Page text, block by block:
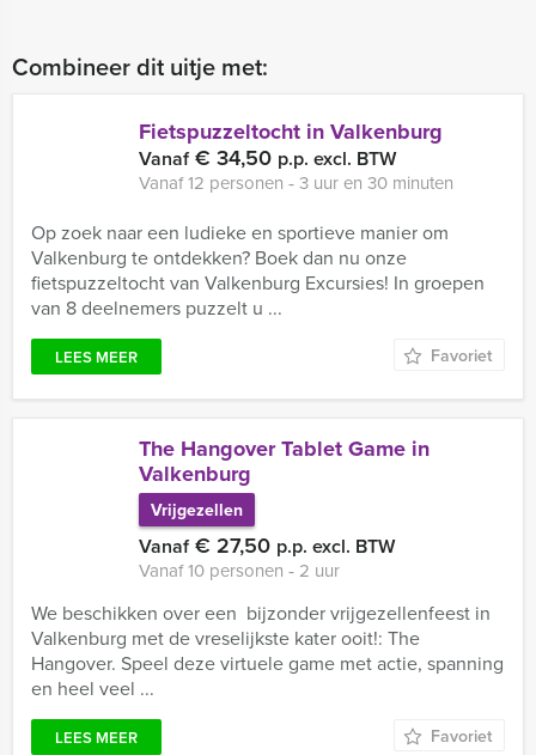
Combineer dit uitje met:
Fietspuzzeltocht in Valkenburg
Vanaf€ 34,50 p.p. excl. BTW
Vanaf 12 personen ‐ 3 uur en 30 minuten
Op zoek naar een ludieke en sportieve manier om
Valkenburg te ontdekken? Boek dan nu onze
fietspuzzeltocht van Valkenburg Excursies! In groepen
van 8 deelnemers puzzelt u ...
LEES MEER Favoriet
The Hangover Tablet Game in
Valkenburg
Vrijgezellen
Vanaf€ 27,50 p.p. excl. BTW
Vanaf 10 personen ‐ 2 uur
We beschikken over een bijzonder vrijgezellenfeest in
Valkenburg met de vreselijkste kater ooit!: The
Hangover. Speel deze virtuele game met actie, spanning
en heel veel ...
LEES MEER Favoriet